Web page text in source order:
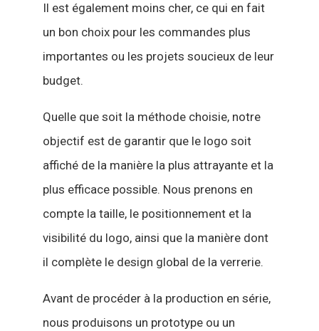
Il est également moins cher, ce qui en fait
un bon choix pour les commandes plus
importantes ou les projets soucieux de leur
budget.
Quelle que soit la méthode choisie, notre
objectif est de garantir que le logo soit
affiché de la manière la plus attrayante et la
plus efficace possible. Nous prenons en
compte la taille, le positionnement et la
visibilité du logo, ainsi que la manière dont
il complète le design global de la verrerie.
Avant de procéder à la production en série,
nous produisons un prototype ou un